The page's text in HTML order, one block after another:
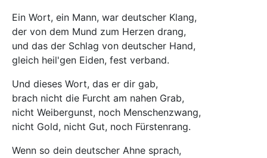
Ein Wort, ein Mann, war deutscher Klang,
der von dem Mund zum Herzen drang,
und das der Schlag von deutscher Hand,
gleich heil'gen Eiden, fest verband.
Und dieses Wort, das er dir gab,
brach nicht die Furcht am nahen Grab,
nicht Weibergunst, noch Menschenzwang,
nicht Gold, nicht Gut, noch Fürstenrang.
Wenn so dein deutscher Ahne sprach,